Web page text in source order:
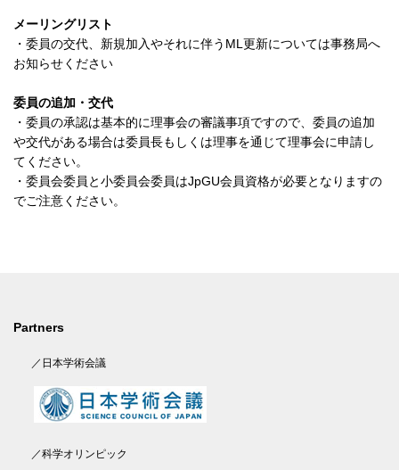
メーリングリスト
・委員の交代、新規加入やそれに伴うML更新については事務局へ
お知らせください
委員の追加・交代
・委員の承認は基本的に理事会の審議事項ですので、委員の追加
や交代がある場合は委員長もしくは理事を通じて理事会に申請し
てください。
・委員会委員と小委員会委員はJpGU会員資格が必要となりますの
でご注意ください。
Partners
／日本学術会議
／科学オリンピック